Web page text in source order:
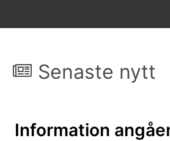
Senaste nytt
Information